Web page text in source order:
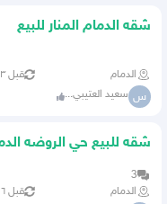
شقه الدمام المنار للبيع
الدمام قبل ٣ أيام
س سعيد العتيبي...
شقه للبيع حي الروضه
3
الدمام
قبل ٦ أيام